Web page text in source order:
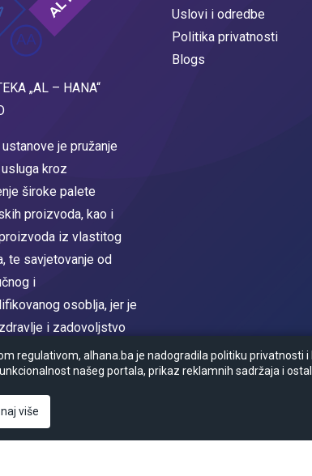
„AL – HANA“
je pružanje
kroz
široke palete
proizvoda, kao i
iz vlastitog
te savjetovanje od
i
osoblja, jer je
i zadovoljstvo
u sudskom registru
u Sarajevu MBS
16
Uslovi i odredbe
Politika privatnosti
Blogs
regulativom, alhana.ba je nadogradila politiku
našeg portala, prikaz reklamnih sadržaja i
više